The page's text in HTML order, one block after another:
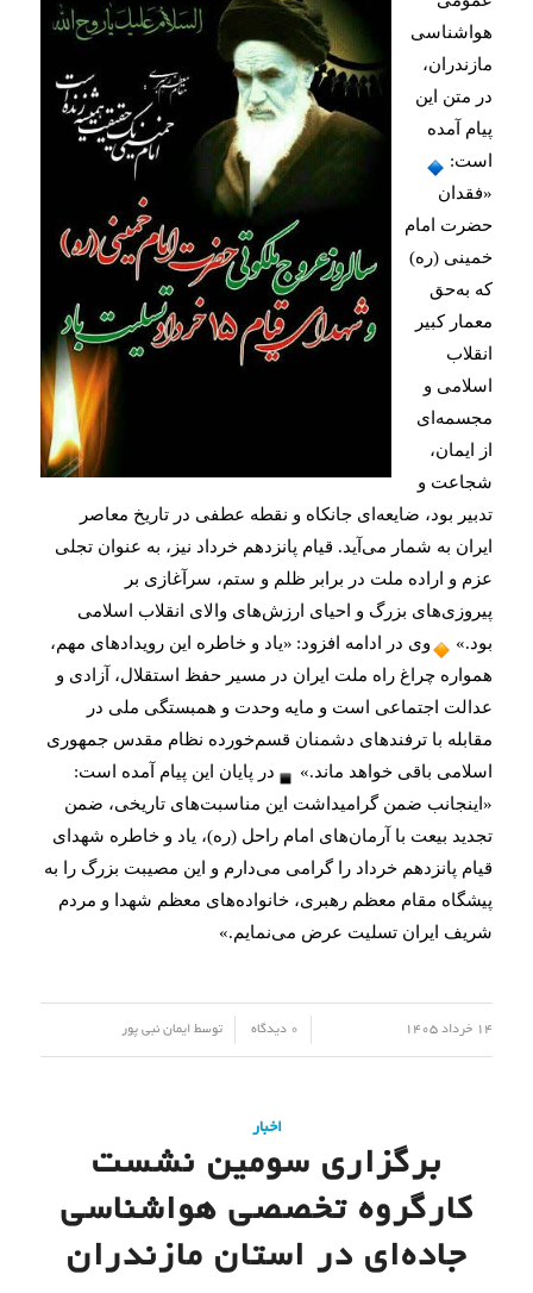
است:
خمینی (ره)
بود.»
وی در ادامه افزود:
اسلامی باقی خواهد ماند.»
در پایان این پیام آمده است:
شریف ایران تسلیت عرض می‌نمایم.»
14 خرداد 1405 0 دیدگاه توسط ایمان نبی پور
اخبار
برگزاری سومین نشست
کارگروه تخصصی هواشناسی
جاده‌ای در استان مازندران